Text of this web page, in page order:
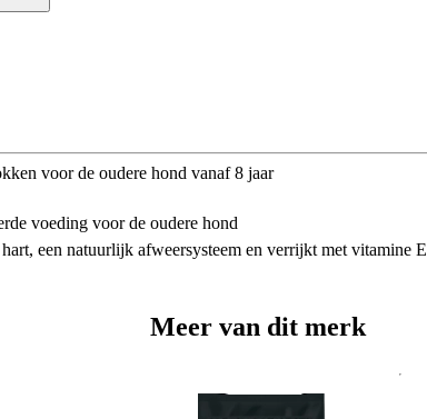
voor de oudere hond vanaf 8 jaar
voeding voor de oudere hond
een natuurlijk afweersysteem en verrijkt met vitamine E
Meer van dit merk